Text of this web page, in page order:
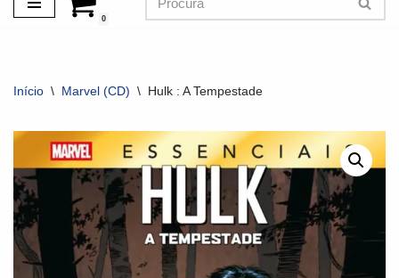
0
Início \ Marvel (CD) \ Hulk : A Tempestade